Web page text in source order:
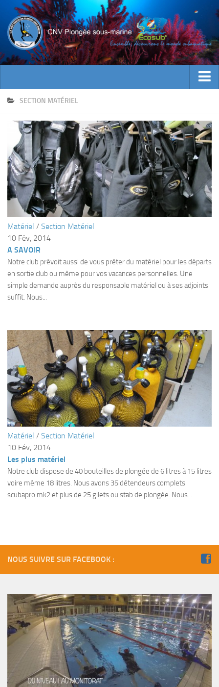
ACTUALITES
INFOS CNV
Bienvenue
Contacts
Documents utiles
Encadrement
Historique
ECOLE DE PLONGEE
Formations
Jeune plongeur
Plongeur N3
Maintien des acquis
Guide de palanquée N4
Initiateur
Moniteur Fédéral
Organisation
Responsables
Fosse
Sorties techniques
APNEE
SORTIES
Sorties 2024
Sorties 2023
Sorties 2021
Sorties 2020
Sorties 2019
Sorties 2018
sorties 2017
Sorties 2016
SECTION MATÉRIEL
Matériel / Section Matériel
10 Fév, 2014
A SAVOIR
Notre club prévoit aussi de vous prêter du matériel pour les départs
en sortie club ou même pour vos vacances personnelles. Une
simple demande auprès du responsable matériel ou à ses adjoints
suffit. Nous...
Matériel / Section Matériel
10 Fév, 2014
Les plus matériel
Notre club dispose de 40 bouteilles de plongée de 6 litres à 15 litres
voire même 18 litres. Nous avons 35 détendeurs complets
scubapro mk2 et plus de 25 gilets ou stab de plongée. Nous...
NOUS SUIVRE SUR FACEBOOK :